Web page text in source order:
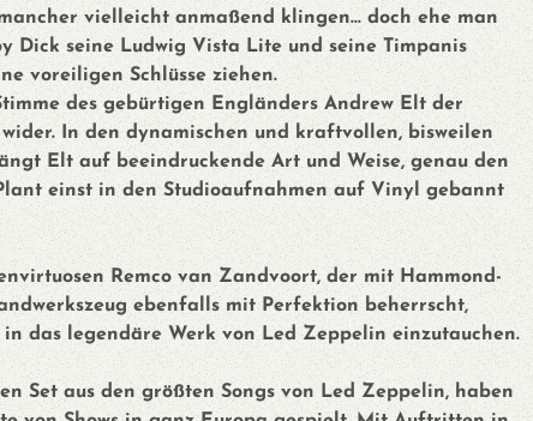
vielleicht anmaßend klingen... doch ehe man
Dick seine Ludwig Vista Lite und seine Timpanis
voreiligen Schlüsse ziehen.
des gebürtigen Engländers Andrew Elt der
In den dynamischen und kraftvollen, bisweilen
Elt auf beeindruckende Art und Weise, genau den
einst in den Studioaufnahmen auf Vinyl gebannt
Remco van Zandvoort, der mit Hammond-
ebenfalls mit Perfektion beherrscht,
das legendäre Werk von Led Zeppelin einzutauchen.
Set aus den größten Songs von Led Zeppelin, haben